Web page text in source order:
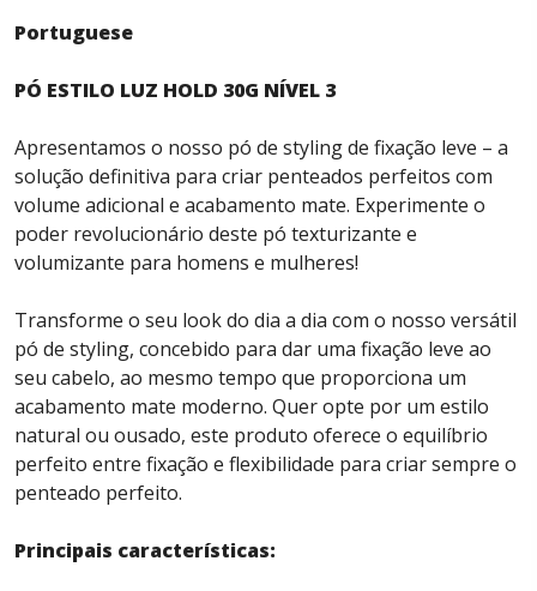
Portuguese
PÓ ESTILO LUZ HOLD 30G NÍVEL 3
Apresentamos o nosso pó de styling de fixação leve – a
solução definitiva para criar penteados perfeitos com
volume adicional e acabamento mate. Experimente o
poder revolucionário deste pó texturizante e
volumizante para homens e mulheres!
Transforme o seu look do dia a dia com o nosso versátil
pó de styling, concebido para dar uma fixação leve ao
seu cabelo, ao mesmo tempo que proporciona um
acabamento mate moderno. Quer opte por um estilo
natural ou ousado, este produto oferece o equilíbrio
perfeito entre fixação e flexibilidade para criar sempre o
penteado perfeito.
Principais características: